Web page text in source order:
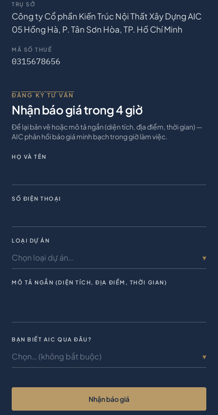
TRỤ SỞ
Công ty Cổ phần Kiến Trúc Nội Thất Xây Dựng AIC
05 Hồng Hà, P. Tân Sơn Hòa, TP. Hồ Chí Minh
MÃ SỐ THUẾ
0315678656
ĐĂNG KÝ TƯ VẤN
Nhận báo giá trong 4 giờ
Để lại bản vẽ hoặc mô tả ngắn (diện tích, địa điểm, thời gian) —
AIC phản hồi báo giá minh bạch trong giờ làm việc.
HỌ VÀ TÊN
SỐ ĐIỆN THOẠI
LOẠI DỰ ÁN
Chọn loại dự án… ▾
MÔ TẢ NGẮN (DIỆN TÍCH, ĐỊA ĐIỂM, THỜI GIAN)
BẠN BIẾT AIC QUA ĐÂU?
Chọn… (không bắt buộc) ▾
Nhận báo giá